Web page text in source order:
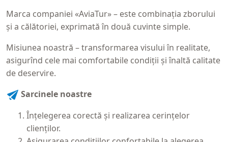
Marca companiei «AviaTur» – este combinaţia zborului
şi a călătoriei, exprimată în două cuvinte simple.
Misiunea noastră – transformarea visului în realitate,
asigurînd cele mai comfortabile condiţii şi înaltă calitate
de deservire.
Sarcinele noastre
Înţelegerea corectă şi realizarea cerinţelor
clienţilor.